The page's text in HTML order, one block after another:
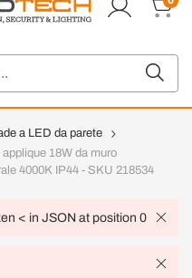
a LED da parete
18W da muro
4000K IP44 - SKU 218534
< in JSON at position 0